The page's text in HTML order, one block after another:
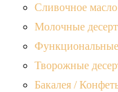
Сливочное масло
Молочные
Творожные
Бакалея /